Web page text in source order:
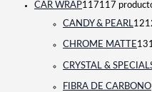
CAR WRAP117117
CANDY & PEARL12
CHROME MATTE13
CRYSTAL &
FIBRA DE CARBONO